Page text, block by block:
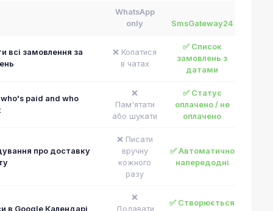
WhatsApp
only
SmsGateway24
всі замовлення за
❌ Копатися
в чатах
✅ Список
замовлень з
датами
paid and who
❌
Пам'ятати
або шукати
✅ Статус
оплачено / не
оплачено
про доставку
❌ Писати
вручну
кожного
разу
✅ Автоматично
напередодні
в Google Календарі
❌
Додавати
✅ Створюється